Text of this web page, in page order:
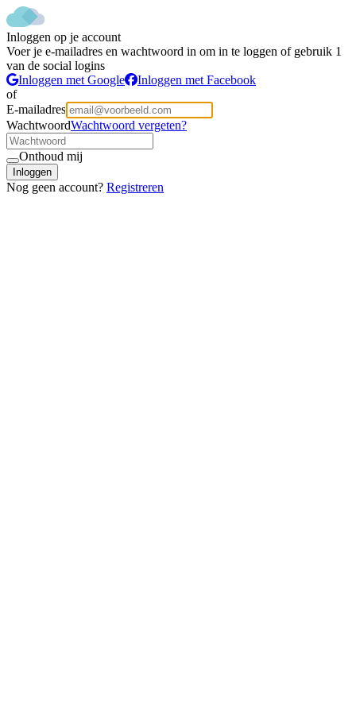
Inloggen op je account
Voer je e-mailadres en wachtwoord in om in te loggen of gebruik 1
van de social logins
Inloggen met Google
Inloggen met Facebook
of
E-mailadres
WachtwoordWachtwoord vergeten?
Onthoud mij
Inloggen
Nog geen account? Registreren